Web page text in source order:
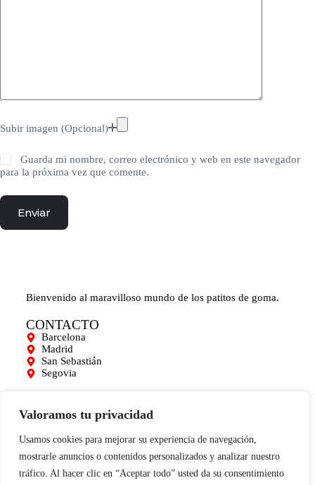
Valoramos tu privacidad
Usamos cookies para mejorar su experiencia de navegación,
mostrarle anuncios o contenidos personalizados y analizar nuestro
tráfico. Al hacer clic en “Aceptar todo” usted da su consentimiento
Subir imagen (Opcional)
Guarda mi nombre, correo electrónico y web en este navegador
para la próxima vez que comente.
Enviar
Bienvenido al maravilloso mundo de los patitos de goma.
CONTACTO
Barcelona
Madrid
San Sebastián
Segovia
Mi cuenta
Para empresas
Limpieza de Patitos
Blog